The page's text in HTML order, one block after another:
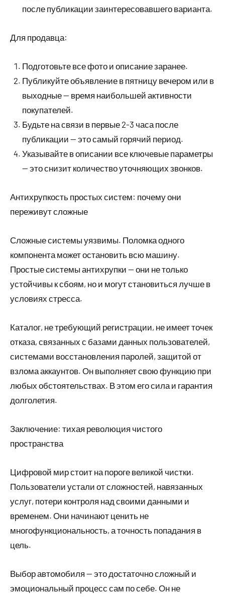
после публикации заинтересовавшего варианта.
Для продавца:
Подготовьте все фото и описание заранее.
Публикуйте объявление в пятницу вечером или в
выходные — время наибольшей активности
покупателей.
Будьте на связи в первые 2-3 часа после
публикации — это самый горячий период.
Указывайте в описании все ключевые параметры
— это снизит количество уточняющих звонков.
Антихрупкость простых систем: почему они
переживут сложные
Сложные системы уязвимы. Поломка одного
компонента может остановить всю машину.
Простые системы антихрупки — они не только
устойчивы к сбоям, но и могут становиться лучше в
условиях стресса.
Каталог, не требующий регистрации, не имеет точек
отказа, связанных с базами данных пользователей,
системами восстановления паролей, защитой от
взлома аккаунтов. Он выполняет свою функцию при
любых обстоятельствах. В этом его сила и гарантия
долголетия.
Заключение: тихая революция чистого
пространства
Цифровой мир стоит на пороге великой чистки.
Пользователи устали от сложностей, навязанных
услуг, потери контроля над своими данными и
временем. Они начинают ценить не
многофункциональность, а точность попадания в
цель.
Выбор автомобиля — это достаточно сложный и
эмоциональный процесс сам по себе. Он не